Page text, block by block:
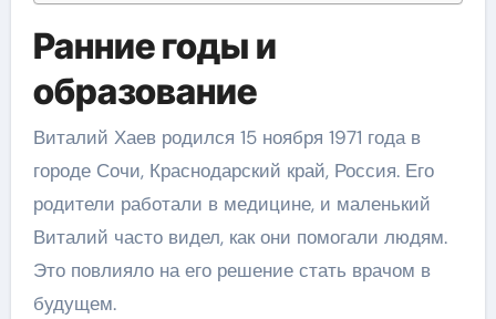
Ранние годы и
образование
Виталий Хаев родился 15 ноября 1971 года в
городе Сочи, Краснодарский край, Россия. Его
родители работали в медицине, и маленький
Виталий часто видел, как они помогали людям.
Это повлияло на его решение стать врачом в
будущем.